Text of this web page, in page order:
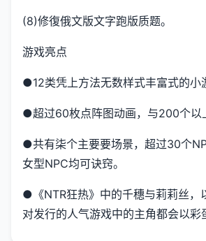
(8)修復俄文版文字跑版质题。
游戏亮点
●12类凭上方法无数样式丰富式的小
●超过60枚点阵图动画，与200个以
●共有柒个主要要场景，超过30个
女型NPC均可诀窍。
●《NTR狂热》中的千穗与莉莉丝，
对发行的人气游戏中的主角都会以彩